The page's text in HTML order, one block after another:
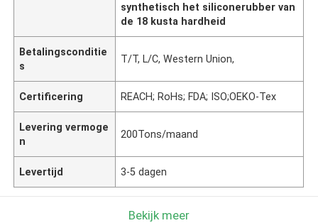
synthetisch het siliconerubber van
de 18 kusta hardheid
Betalingsconditie
s
T/T, L/C, Western Union,
Certificering REACH; RoHs; FDA; ISO;OEKO-Tex
Levering vermoge
n
200Tons/maand
Levertijd 3-5 dagen
Bekijk meer